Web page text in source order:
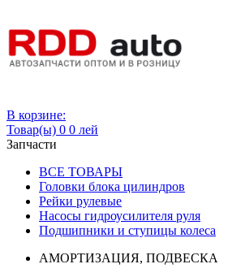
В корзине:
Товар(ы) 0 0 лей
Запчасти
ВСЕ ТОВАРЫ
Головки блока цилиндров
Рейки рулевые
Насосы гидроусилителя руля
Подшипники и ступицы колеса
АМОРТИЗАЦИЯ, ПОДВЕСКА